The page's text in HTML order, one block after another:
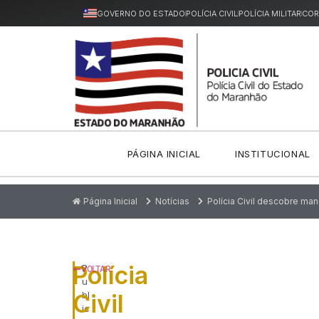
GOVERNO DO ESTADOPOLÍCIA CIVILPOLÍCIA MILITAR
PÁGINA INICIAL INSTITUCIONAL
Página Inicial Notícias Polícia Civil descobre
P
u
bl
ic
Polícia
Civil
VOLTAR